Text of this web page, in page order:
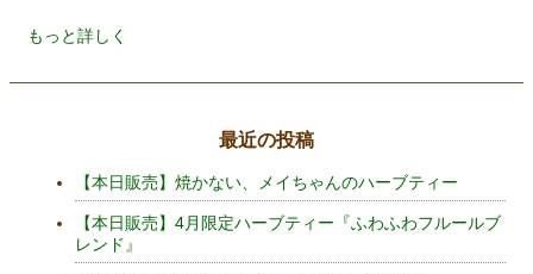
もっと詳しく
最近の投稿
【本日販売】焼かない、メイちゃんのハーブティー
【本日販売】4月限定ハーブティー『ふわふわフルールブ
レンド』